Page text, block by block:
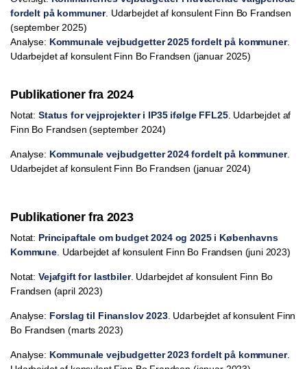
fordelt på kommuner. Udarbejdet af konsulent Finn Bo Frandsen
(september 2025)
Analyse: Kommunale vejbudgetter 2025 fordelt på kommuner.
Udarbejdet af konsulent Finn Bo Frandsen (januar 2025)
Publikationer fra 2024
Notat: Status for vejprojekter i IP35 ifølge FFL25. Udarbejdet af
Finn Bo Frandsen (september 2024)
Analyse: Kommunale vejbudgetter 2024 fordelt på kommuner.
Udarbejdet af konsulent Finn Bo Frandsen (januar 2024)
Publikationer fra 2023
Notat: Principaftale om budget 2024 og 2025 i Københavns
Kommune. Udarbejdet af konsulent Finn Bo Frandsen (juni 2023)
Notat: Vejafgift for lastbiler. Udarbejdet af konsulent Finn Bo
Frandsen (april 2023)
Analyse: Forslag til Finanslov 2023. Udarbejdet af konsulent Finn
Bo Frandsen (marts 2023)
Analyse: Kommunale vejbudgetter 2023 fordelt på kommuner.